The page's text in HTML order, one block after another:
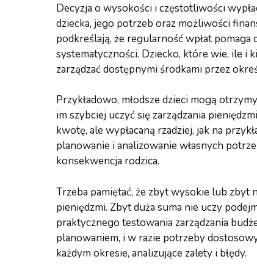
Decyzja o wysokości i częstotliwości
dziecka, jego potrzeb oraz możliwości
podkreślają, że regularność wpłat
systematyczności. Dziecko, które wie, ile i
zarządzać dostępnymi środkami przez
Przykładowo, młodsze dzieci mogą
im szybciej uczyć się zarządzania
kwotę, ale wypłacaną rzadziej, jak na
planowanie i analizowanie własnych
konsekwencja rodzica.
Trzeba pamiętać, że zbyt wysokie lub zbyt
pieniędzmi. Zbyt duża suma nie uczy
praktycznego testowania zarządzania
planowaniem, i w razie potrzeby
każdym okresie, analizujące zalety i błędy.